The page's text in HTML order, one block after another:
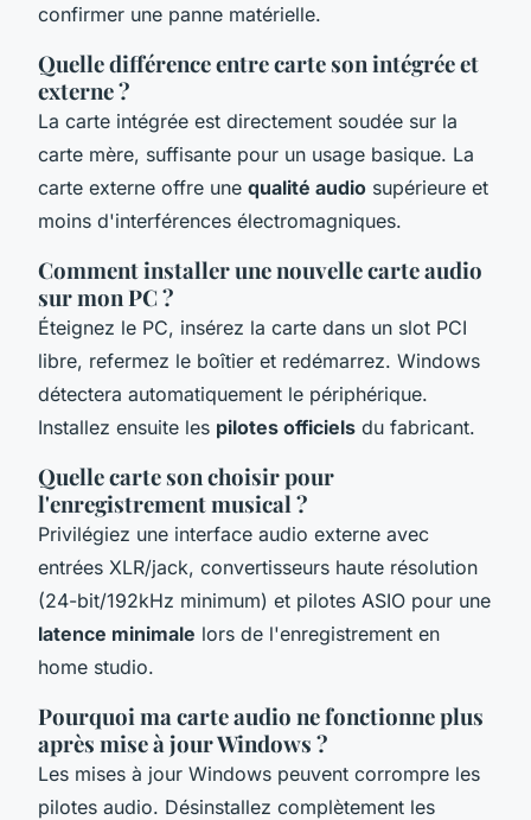
confirmer une panne matérielle.
Quelle différence entre carte son intégrée et
externe ?
La carte intégrée est directement soudée sur la
carte mère, suffisante pour un usage basique. La
carte externe offre une qualité audio supérieure et
moins d'interférences électromagniques.
Comment installer une nouvelle carte audio
sur mon PC ?
Éteignez le PC, insérez la carte dans un slot PCI
libre, refermez le boîtier et redémarrez. Windows
détectera automatiquement le périphérique.
Installez ensuite les pilotes officiels du fabricant.
Quelle carte son choisir pour
l'enregistrement musical ?
Privilégiez une interface audio externe avec
entrées XLR/jack, convertisseurs haute résolution
(24-bit/192kHz minimum) et pilotes ASIO pour une
latence minimale lors de l'enregistrement en
home studio.
Pourquoi ma carte audio ne fonctionne plus
après mise à jour Windows ?
Les mises à jour Windows peuvent corrompre les
pilotes audio. Désinstallez complètement les